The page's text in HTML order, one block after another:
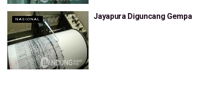
NASIONAL Jayapura Diguncang Gempa